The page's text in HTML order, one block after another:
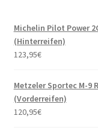
Michelin Pilot Power
(Hinterreifen)
123,95€
Metzeler Sportec M-9
(Vorderreifen)
120,95€